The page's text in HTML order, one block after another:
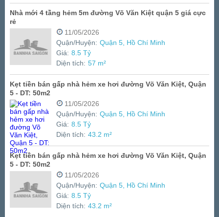
Nhà mới 4 tầng hẻm 5m đường Võ Văn Kiệt quận 5 giá cực
rẻ
11/05/2026
Quận/Huyện: Quận 5, Hồ Chí Minh
Giá: 8.5 Tỷ
Diện tích: 57 m²
Kẹt tiền bán gấp nhà hẻm xe hơi đường Võ Văn Kiệt, Quận
5 - DT: 50m2
11/05/2026
Quận/Huyện: Quận 5, Hồ Chí Minh
Giá: 8.5 Tỷ
Diện tích: 43.2 m²
Kẹt tiền bán gấp nhà hẻm xe hơi đường Võ Văn Kiệt, Quận
5 - DT: 50m2
11/05/2026
Quận/Huyện: Quận 5, Hồ Chí Minh
Giá: 8.5 Tỷ
Diện tích: 43.2 m²